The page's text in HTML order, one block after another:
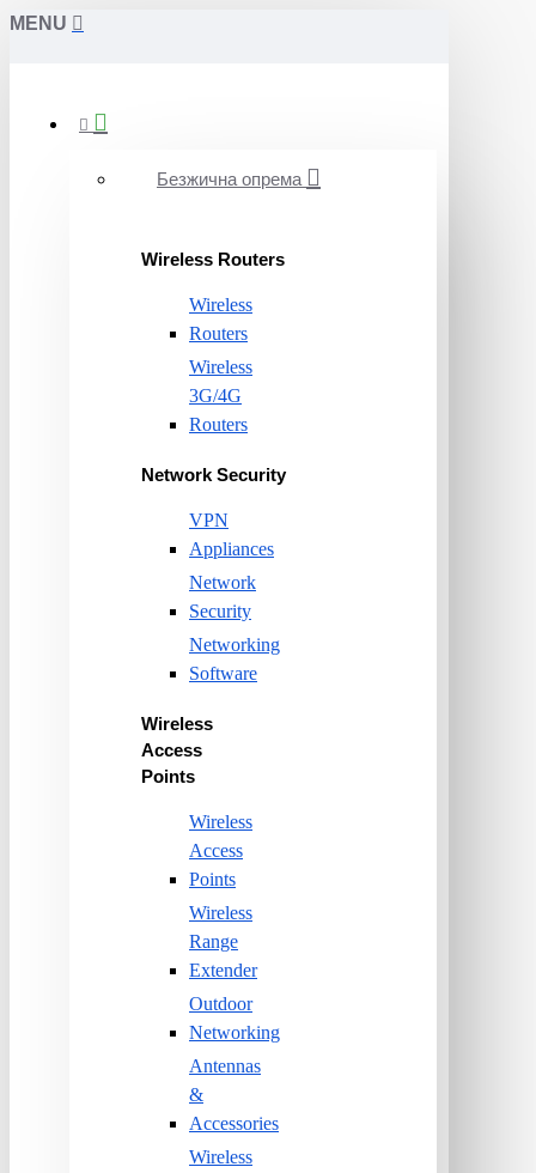
MENU
Безжична опрема
Wireless Routers
Wireless
Routers
Wireless
3G/4G
Routers
Network Security
VPN
Appliances
Network
Security
Networking
Software
Wireless
Access
Points
Wireless
Access
Points
Wireless
Range
Extender
Outdoor
Networking
Antennas
&
Accessories
Wireless